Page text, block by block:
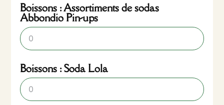
Boissons : Assortiments de sodas
Abbondio Pin-ups
Boissons : Soda Lola